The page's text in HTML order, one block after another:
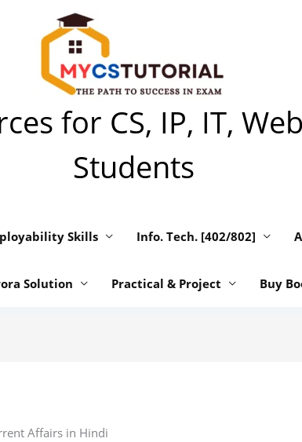
for CS, IP, IT,
Students
Skills Info. Tech. [402/802]
Solution Practical & Project Buy
Affairs in Hindi